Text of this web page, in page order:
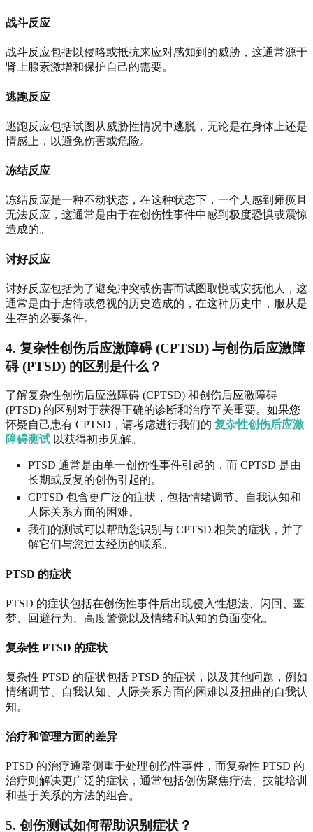
战斗反应
战斗反应包括以侵略或抵抗来应对感知到的威胁，这通常源于
肾上腺素激增和保护自己的需要。
逃跑反应
逃跑反应包括试图从威胁性情况中逃脱，无论是在身体上还是
情感上，以避免伤害或危险。
冻结反应
冻结反应是一种不动状态，在这种状态下，一个人感到瘫痪且
无法反应，这通常是由于在创伤性事件中感到极度恐惧或震惊
造成的。
讨好反应
讨好反应包括为了避免冲突或伤害而试图取悦或安抚他人，这
通常是由于虐待或忽视的历史造成的，在这种历史中，服从是
生存的必要条件。
4. 复杂性创伤后应激障碍 (CPTSD) 与创伤后应激障
碍 (PTSD) 的区别是什么？
了解复杂性创伤后应激障碍 (CPTSD) 和创伤后应激障碍
(PTSD) 的区别对于获得正确的诊断和治疗至关重要。如果您
怀疑自己患有 CPTSD，请考虑进行我们的 复杂性创伤后应激
障碍测试 以获得初步见解。
PTSD 通常是由单一创伤性事件引起的，而 CPTSD 是由
长期或反复的创伤引起的。
CPTSD 包含更广泛的症状，包括情绪调节、自我认知和
人际关系方面的困难。
我们的测试可以帮助您识别与 CPTSD 相关的症状，并了
解它们与您过去经历的联系。
PTSD 的症状
PTSD 的症状包括在创伤性事件后出现侵入性想法、闪回、噩
梦、回避行为、高度警觉以及情绪和认知的负面变化。
复杂性 PTSD 的症状
复杂性 PTSD 的症状包括 PTSD 的症状，以及其他问题，例如
情绪调节、自我认知、人际关系方面的困难以及扭曲的自我认
知。
治疗和管理方面的差异
PTSD 的治疗通常侧重于处理创伤性事件，而复杂性 PTSD 的
治疗则解决更广泛的症状，通常包括创伤聚焦疗法、技能培训
和基于关系的方法的组合。
5. 创伤测试如何帮助识别症状？